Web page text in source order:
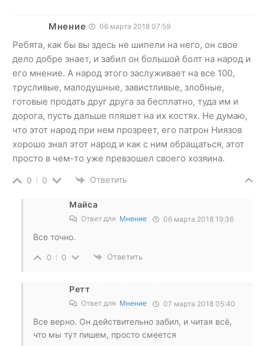
Мнение 06 марта 2018 07:59
Ребята, как бы вы здесь не шипели на него, он свое
дело добре знает, и забил он большой болт на народ и
его мнение. А народ этого заслуживает на все 100,
трусливые, малодушные, завистливые, злобные,
готовые продать друг друга за бесплатно, туда им и
дорога, пусть дальше пляшет на их костях. Не думаю,
что этот народ при нем прозреет, его патрон Ниязов
хорошо знал этот народ и как с ним обращаться, этот
просто в чем-то уже превзошел своего хозяина.
0 0 Ответить
Майса
Ответ для Мнение 06 марта 2018 19:36
Все точно.
0 0 Ответить
Ретт
Ответ для Мнение 07 марта 2018 05:40
Все верно. Он действительно забил, и читая всё,
что мы тут пишем, просто смеется